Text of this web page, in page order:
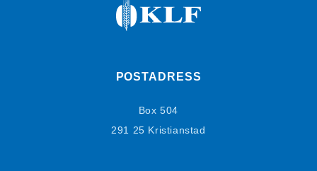
POSTADRESS
Box 504
291 25 Kristianstad